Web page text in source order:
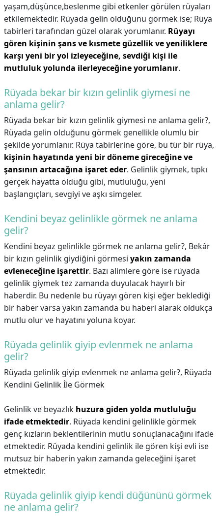
yaşam,düşünce,beslenme gibi etkenler görülen rüyaları
etkilemektedir. Rüyada gelin olduğunu görmek ise; Rüya
tabirleri tarafından güzel olarak yorumlanır. Rüyayı
gören kişinin şans ve kısmete güzellik ve yeniliklere
karşı yeni bir yol izleyeceğine, sevdiği kişi ile
mutluluk yolunda ilerleyeceğine yorumlanır.
Rüyada bekar bir kızın gelinlik giymesi ne
anlama gelir?
Rüyada bekar bir kızın gelinlik giymesi ne anlama gelir?,
Rüyada gelin olduğunu görmek genellikle olumlu bir
şekilde yorumlanır. Rüya tabirlerine göre, bu tür bir rüya,
kişinin hayatında yeni bir döneme gireceğine ve
şansının artacağına işaret eder. Gelinlik giymek, tıpkı
gerçek hayatta olduğu gibi, mutluluğu, yeni
başlangıçları, sevgiyi ve aşkı simgeler.
Kendini beyaz gelinlikle görmek ne anlama
gelir?
Kendini beyaz gelinlikle görmek ne anlama gelir?, Bekâr
bir kızın gelinlik giydiğini görmesi yakın zamanda
evleneceğine işarettir. Bazı alimlere göre ise rüyada
gelinlik giymek tez zamanda duyulacak hayırlı bir
haberdir. Bu nedenle bu rüyayı gören kişi eğer beklediği
bir haber varsa yakın zamanda bu haberi alarak oldukça
mutlu olur ve hayatını yoluna koyar.
Rüyada gelinlik giyip evlenmek ne anlama
gelir?
Rüyada gelinlik giyip evlenmek ne anlama gelir?, Rüyada
Kendini Gelinlik İle Görmek
Gelinlik ve beyazlık huzura giden yolda mutluluğu
ifade etmektedir. Rüyada kendini gelinlikle görmek
genç kızların beklentilerinin mutlu sonuçlanacağını ifade
etmektedir. Rüyada kendini gelinlik ile gören kişi evli ise
mutsuz bir haberin yakın zamanda geleceğini işaret
etmektedir.
Rüyada gelinlik giyip kendi düğününü görmek
ne anlama gelir?